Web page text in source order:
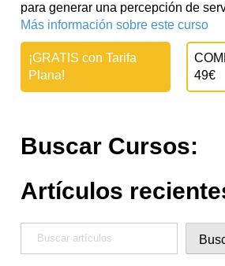
para generar una percepción de
Más información sobre este curso
¡GRATIS con Tarifa
Plana!
49€
Buscar Cursos:
Artículos